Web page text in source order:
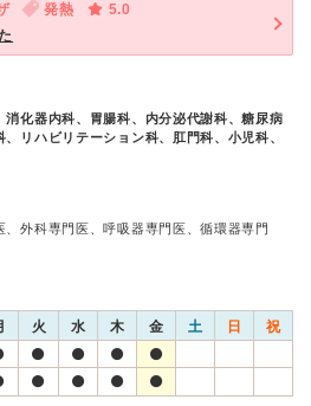
発熱
5.0
消化器内科、胃腸科、内分泌代謝科、糖尿病
リハビリテーション科、肛門科、小児科、
外科専門医、呼吸器専門医、循環器専門
火 水 木 金 土 日 祝